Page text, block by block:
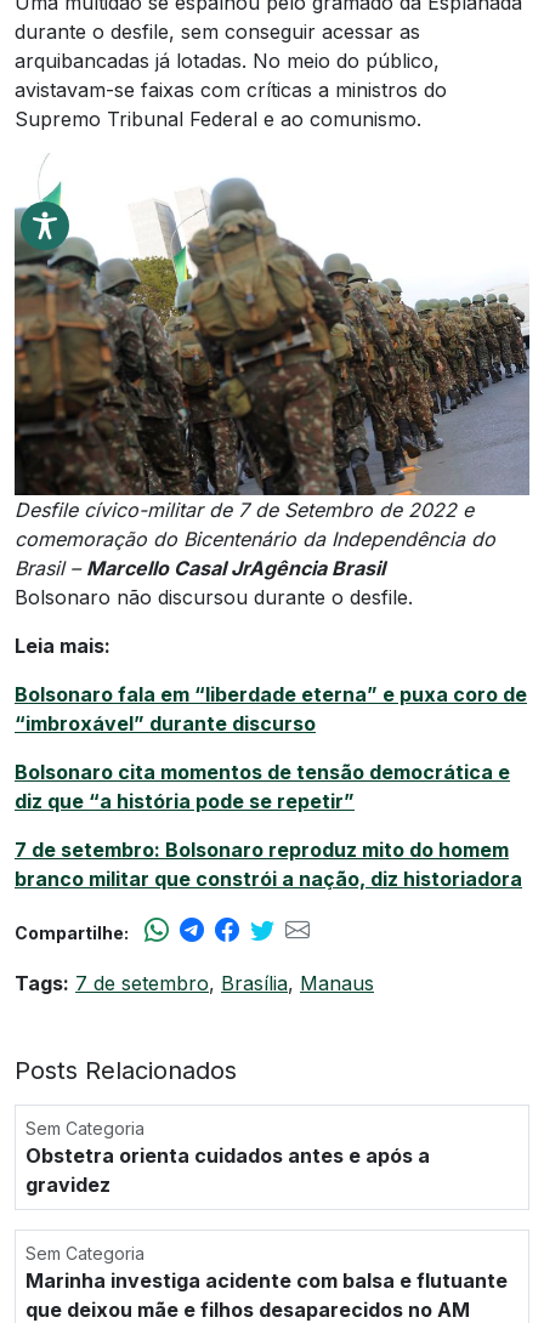
durante o desfile, sem conseguir acessar as
arquibancadas já lotadas. No meio do público,
avistavam-se faixas com críticas a ministros do
Supremo Tribunal Federal e ao comunismo.
Desfile cívico-militar de 7 de Setembro de 2022 e
comemoração do Bicentenário da Independência do
Brasil – Marcello Casal JrAgência Brasil
Bolsonaro não discursou durante o desfile.
Leia mais:
Bolsonaro fala em “liberdade eterna” e puxa coro de
“imbroxável” durante discurso
Bolsonaro cita momentos de tensão democrática e
diz que “a história pode se repetir”
7 de setembro: Bolsonaro reproduz mito do homem
branco militar que constrói a nação, diz historiadora
Compartilhe:
Tags: 7 de setembro, Brasília, Manaus
Posts Relacionados
Sem Categoria
Obstetra orienta cuidados antes e após a
gravidez
Sem Categoria
Marinha investiga acidente com balsa e flutuante
que deixou mãe e filhos desaparecidos no AM